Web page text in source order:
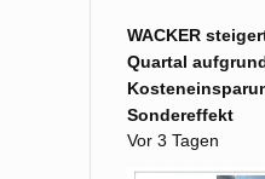
WACKER
Quartal
Sondereffekt
Vor 3 Tagen